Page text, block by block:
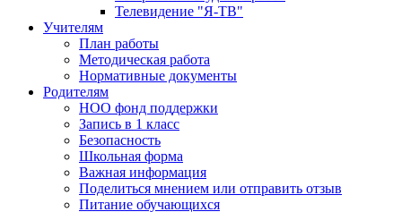
Телевидение "Я-ТВ"
Учителям
План работы
Методическая работа
Нормативные документы
Родителям
НОО фонд поддержки
Запись в 1 класс
Безопасность
Школьная форма
Важная информация
Поделиться мнением или отправить отзыв
Питание обучающихся